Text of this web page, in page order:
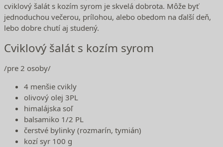
cviklový šalát s kozím syrom je skvelá dobrota. Môže byť
jednoduchou večerou, prílohou, alebo obedom na ďalší deň,
lebo dobre chutí aj studený.
Cviklový šalát s kozím syrom
/pre 2 osoby/
4 menšie cvikly
olivový olej 3PL
himalájska soľ
balsamiko 1/2 PL
čerstvé bylinky (rozmarín, tymián)
kozí syr 100 g